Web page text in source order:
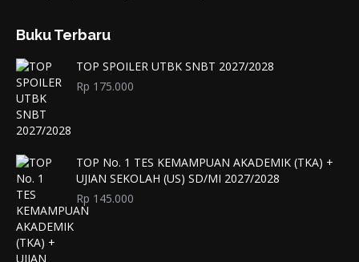
Buku Terbaru
TOP SPOILER UTBK SNBT 2027/2028
Rp 175.000
TOP No. 1 TES KEMAMPUAN AKADEMIK (TKA) +
UJIAN SEKOLAH (US) SD/MI 2027/2028
Rp 145.000